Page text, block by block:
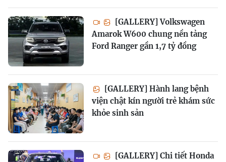
[GALLERY] Volkswagen
Amarok W600 chung nền tảng
Ford Ranger gần 1,7 tỷ đồng
[GALLERY] Hành lang bệnh
viện chật kín người trẻ khám sức
khỏe sinh sản
[GALLERY] Chi tiết Honda